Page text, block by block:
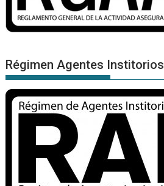
Régimen Agentes Institorios